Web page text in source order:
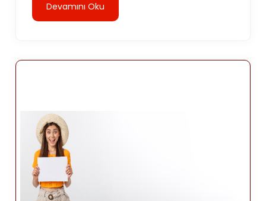
Devamını Oku